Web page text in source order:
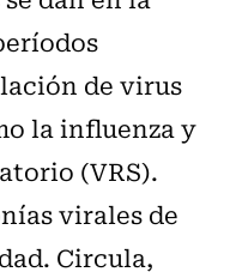
de virus
la influenza y
(VRS).
virales de
Circula,